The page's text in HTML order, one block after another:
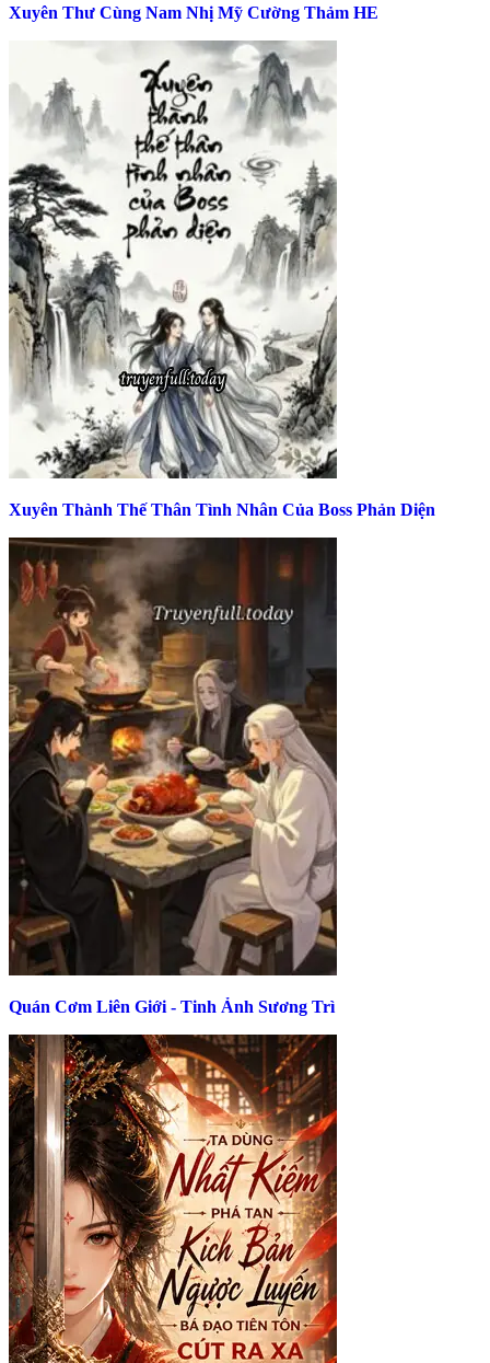
Xuyên Thư Cùng Nam Nhị Mỹ Cường Thảm HE
Xuyên Thành Thế Thân Tình Nhân Của Boss Phản Diện
Quán Cơm Liên Giới - Tinh Ảnh Sương Trì